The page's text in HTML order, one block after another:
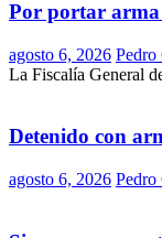
Por portar arma
agosto 6, 2026 Pedro
La Fiscalía General
Detenido con
agosto 6, 2026 Pedro